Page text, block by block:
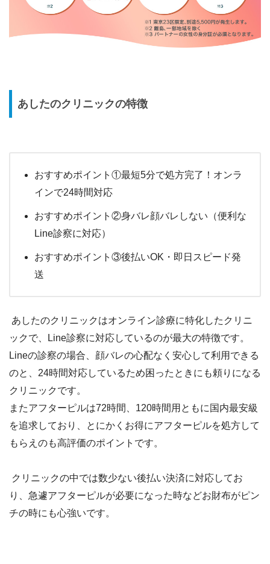
あしたのクリニックの特徴
おすすめポイント①最短5分で処方完了！オンラ
インで24時間対応
おすすめポイント②身バレ顔バレしない（便利な
Line診察に対応）
おすすめポイント③後払いOK・即日スピード発
送
あしたのクリニックはオンライン診療に特化したクリニ
ックで、Line診察に対応しているのが最大の特徴です。
Lineの診察の場合、顔バレの心配なく安心して利用できる
のと、24時間対応しているため困ったときにも頼りになる
クリニックです。
またアフターピルは72時間、120時間用ともに国内最安級
を追求しており、とにかくお得にアフターピルを処方して
もらえのも高評価のポイントです。
クリニックの中では数少ない後払い決済に対応してお
り、急遽アフターピルが必要になった時などお財布がピン
チの時にも心強いです。